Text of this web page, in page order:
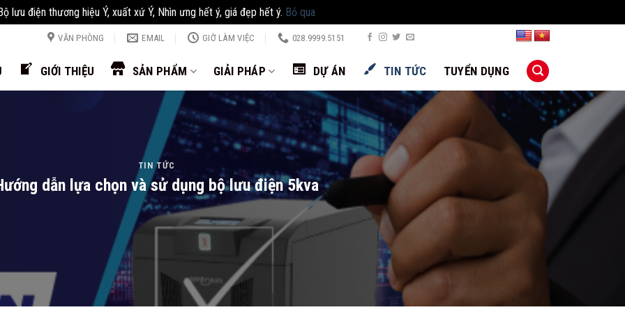
lưu điện thương hiệu Ý, xuất xứ Ý, Nhìn ưng hết ý, giá đẹp hết ý. Bỏ qua
VĂN PHÒNG EMAIL GIỜ LÀM VIỆC 028.9999.5151
GIỚI THIỆU SẢN PHẨM GIẢI PHÁP DỰ ÁN TIN TỨC TUYỂN DỤNG
TIN TỨC
dẫn lựa chọn và sử dụng bộ lưu điện 5kva